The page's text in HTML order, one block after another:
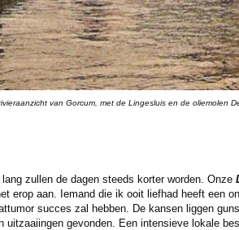
van Gorcum, met de Lingesluis en de oliemolen
zullen de dagen steeds korter worden. Onze
erop aan. Iemand die ik ooit liefhad heeft een
succes zal hebben. De kansen liggen
uitzaaiingen gevonden. Een intensieve lokale